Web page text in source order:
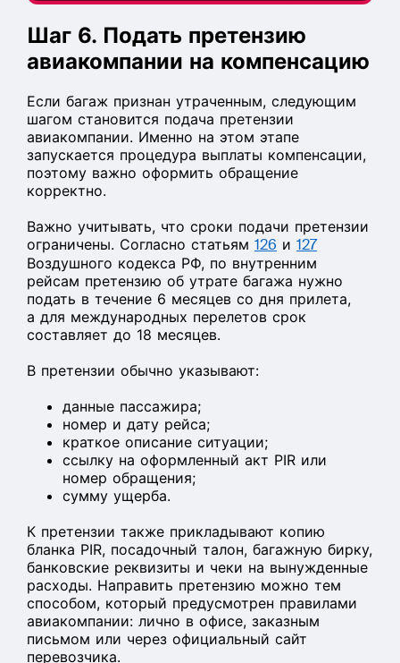
Шаг 6. Подать претензию
авиакомпании на компенсацию
Если багаж признан утраченным, следующим
шагом становится подача претензии
авиакомпании. Именно на этом этапе
запускается процедура выплаты компенсации,
поэтому важно оформить обращение
корректно.
Важно учитывать, что сроки подачи претензии
ограничены. Согласно статьям 126 и 127
Воздушного кодекса РФ, по внутренним
рейсам претензию об утрате багажа нужно
подать в течение 6 месяцев со дня прилета,
а для международных перелетов срок
составляет до 18 месяцев.
В претензии обычно указывают:
данные пассажира;
номер и дату рейса;
краткое описание ситуации;
ссылку на оформленный акт PIR или
номер обращения;
сумму ущерба.
К претензии также прикладывают копию
бланка PIR, посадочный талон, багажную бирку,
банковские реквизиты и чеки на вынужденные
расходы. Направить претензию можно тем
способом, который предусмотрен правилами
авиакомпании: лично в офисе, заказным
письмом или через официальный сайт
перевозчика.